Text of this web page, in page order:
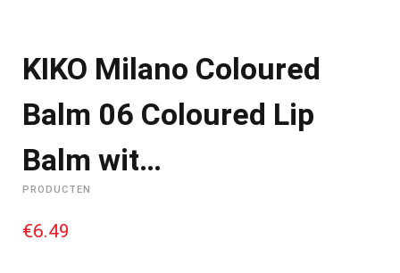
KIKO Milano Coloured
Balm 06 Coloured Lip
Balm wit…
PRODUCTEN
€6.49